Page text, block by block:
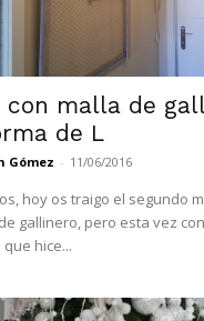
con malla de
de L
Gómez - 11/06/2016
hoy os traigo el segundo
gallinero, pero esta vez
hice...